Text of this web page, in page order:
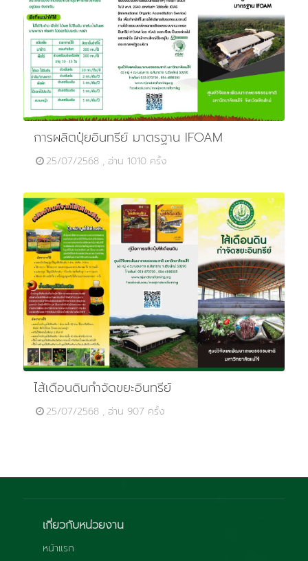
การผลิตปุ๋ยอินทรีย์ มาตรฐาน IFOAM
25/07/2568 , อ่าน 1010 ครั้ง
ไส้เดือนดินกำจัดขยะอินทรีย์
25/07/2568 , อ่าน 907 ครั้ง
เกี่ยวกับหน่วยงาน
หน้าแรก